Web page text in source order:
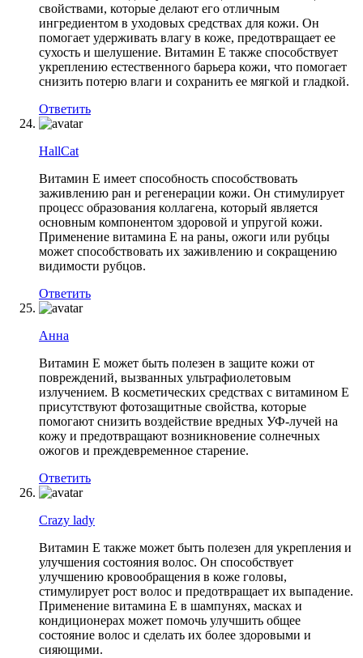
свойствами, которые делают его отличным
ингредиентом в уходовых средствах для кожи. Он
помогает удерживать влагу в коже, предотвращает ее
сухость и шелушение. Витамин Е также способствует
укреплению естественного барьера кожи, что помогает
снизить потерю влаги и сохранить ее мягкой и гладкой.
Ответить
HallCat
Витамин Е имеет способность способствовать
заживлению ран и регенерации кожи. Он стимулирует
процесс образования коллагена, который является
основным компонентом здоровой и упругой кожи.
Применение витамина Е на раны, ожоги или рубцы
может способствовать их заживлению и сокращению
видимости рубцов.
Ответить
Анна
Витамин Е может быть полезен в защите кожи от
повреждений, вызванных ультрафиолетовым
излучением. В косметических средствах с витамином Е
присутствуют фотозащитные свойства, которые
помогают снизить воздействие вредных УФ-лучей на
кожу и предотвращают возникновение солнечных
ожогов и преждевременное старение.
Ответить
Crazy lady
Витамин Е также может быть полезен для укрепления и
улучшения состояния волос. Он способствует
улучшению кровообращения в коже головы,
стимулирует рост волос и предотвращает их выпадение.
Применение витамина Е в шампунях, масках и
кондиционерах может помочь улучшить общее
состояние волос и сделать их более здоровыми и
сияющими.